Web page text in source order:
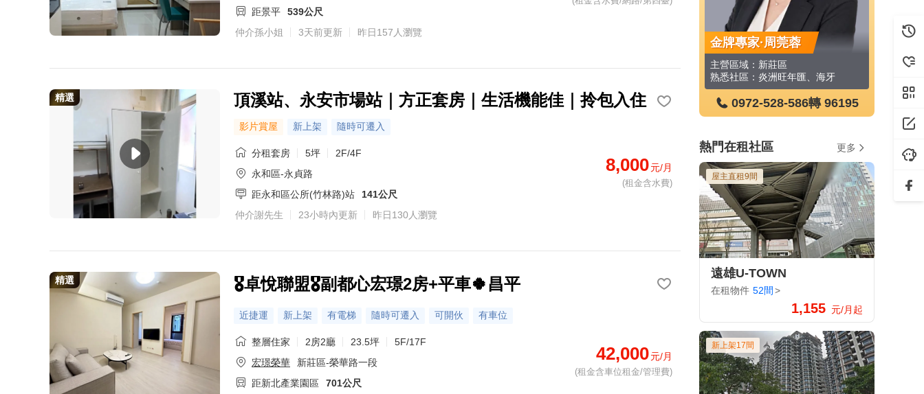
距景平
539公尺
仲介孫小姐
3天前更新 昨日157人瀏覽
精選 頂溪站、永安市場站｜方正套房｜生活機能佳｜拎包入住
影片賞屋 新上架 隨時可遷入
分租套房 5坪
2F/4F
永和區-永貞路
距永和區公所(竹林路)站
141公尺
仲介謝先生
23小時內更新 昨日130人瀏覽
8,000元/月
(租金含水費)
精選 🎖️卓悅聯盟🎖️副都心宏璟2房+平車🍀昌平
近捷運 新上架 有電梯 隨時可遷入 可開伙 有車位
整層住家 2房2廳 23.5坪
5F/17F
宏璟榮華
新莊區-榮華路一段
距新北產業園區
701公尺
42,000元/月
(租金含車位租金/管理費)
0972-528-586轉 96195
金牌專家·陳心妍
主營區域：板橋區、新莊區
0972-528-586轉 17236
主營區域
0972-528-586轉 169140
0972-528-586轉 15177
0972-528-586轉 183466
0972-528-586轉 755398
0972-528-586轉 39009
0972-528-586轉 908738
0972-528-586轉 881381
0972-528-586轉 188086
熱門在租社區 更多
屋主直租9間
遠雄U-TOWN
在租物件 52間 >
1,155 元/月起
新上架17間